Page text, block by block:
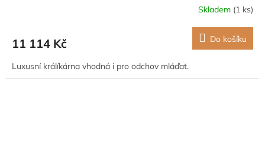
Skladem (1 ks)
11 114 Kč Do košíku
Luxusní králíkárna vhodná i pro odchov mláďat.